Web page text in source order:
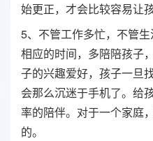
始更正，才会比较容易让
5、不管工作多忙，不管
相应的时间，多陪陪孩子
子的兴趣爱好，孩子一旦
会那么沉迷于手机了。给
率的陪伴。对于一个家庭
的。